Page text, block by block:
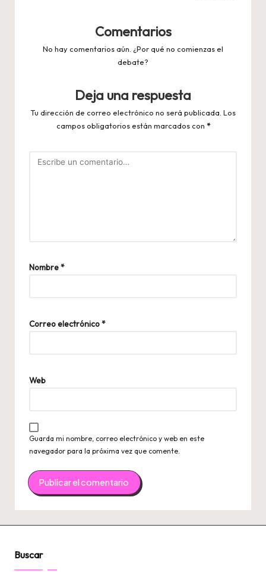
Comentarios
No hay comentarios aún. ¿Por qué no comienzas el
debate?
Deja una respuesta
Tu dirección de correo electrónico no será publicada. Los
campos obligatorios están marcados con *
Nombre*
Correo electrónico*
Web
Guarda mi nombre, correo electrónico y web en este
navegador para la próxima vez que comente.
Buscar